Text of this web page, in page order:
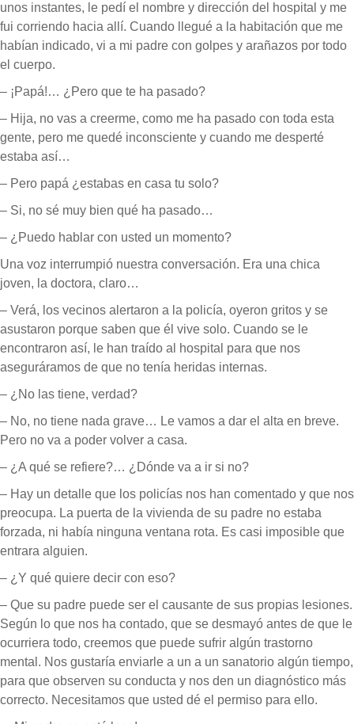
unos instantes, le pedí el nombre y dirección del hospital y me
fui corriendo hacia allí. Cuando llegué a la habitación que me
habían indicado, vi a mi padre con golpes y arañazos por todo
el cuerpo.
– ¡Papá!… ¿Pero que te ha pasado?
– Hija, no vas a creerme, como me ha pasado con toda esta
gente, pero me quedé inconsciente y cuando me desperté
estaba así…
– Pero papá ¿estabas en casa tu solo?
– Si, no sé muy bien qué ha pasado…
– ¿Puedo hablar con usted un momento?
Una voz interrumpió nuestra conversación. Era una chica
joven, la doctora, claro…
– Verá, los vecinos alertaron a la policía, oyeron gritos y se
asustaron porque saben que él vive solo. Cuando se le
encontraron así, le han traído al hospital para que nos
aseguráramos de que no tenía heridas internas.
– ¿No las tiene, verdad?
– No, no tiene nada grave… Le vamos a dar el alta en breve.
Pero no va a poder volver a casa.
– ¿A qué se refiere?… ¿Dónde va a ir si no?
– Hay un detalle que los policías nos han comentado y que nos
preocupa. La puerta de la vivienda de su padre no estaba
forzada, ni había ninguna ventana rota. Es casi imposible que
entrara alguien.
– ¿Y qué quiere decir con eso?
– Que su padre puede ser el causante de sus propias lesiones.
Según lo que nos ha contado, que se desmayó antes de que le
ocurriera todo, creemos que puede sufrir algún trastorno
mental. Nos gustaría enviarle a un a un sanatorio algún tiempo,
para que observen su conducta y nos den un diagnóstico más
correcto. Necesitamos que usted dé el permiso para ello.